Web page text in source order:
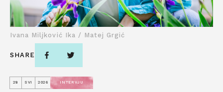
28 SVI 2026 INTERVJU
Ivana Miljković Ika / Matej Grgić
SHARE